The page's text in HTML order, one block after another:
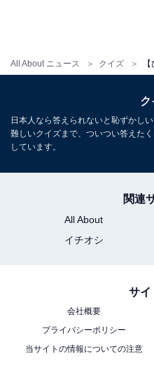
All About ニュース クイズ
ク
日本人なら答えられないと恥ずかし
難しいクイズまで、ついつい答えた
しています。
関連
All About
イチオシ
サイ
会社概要
プライバシーポリシー
当サイトの情報についての注意